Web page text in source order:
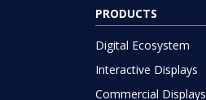
PRODUCTS
Digital Ecosystem
Interactive Displays
Commercial Displays